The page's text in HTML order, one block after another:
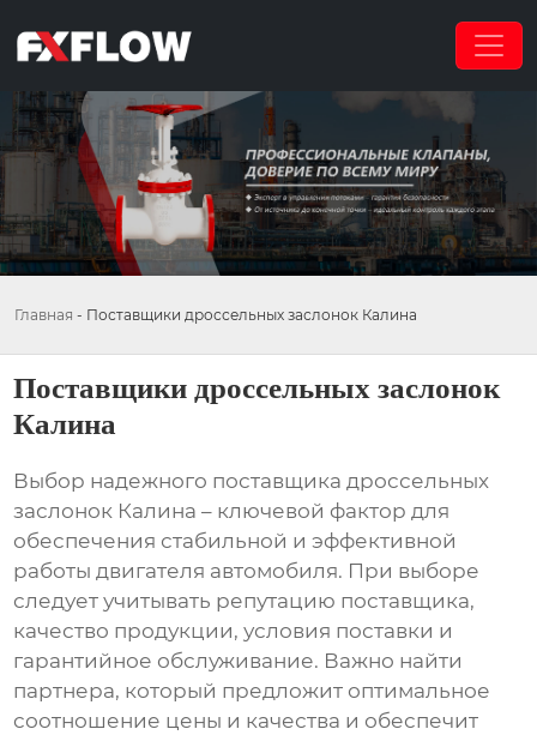
Главная - Поставщики дроссельных заслонок Калина
Поставщики дроссельных заслонок
Калина
Выбор надежного поставщика дроссельных
заслонок Калина – ключевой фактор для
обеспечения стабильной и эффективной
работы двигателя автомобиля. При выборе
следует учитывать репутацию поставщика,
качество продукции, условия поставки и
гарантийное обслуживание. Важно найти
партнера, который предложит оптимальное
соотношение цены и качества и обеспечит